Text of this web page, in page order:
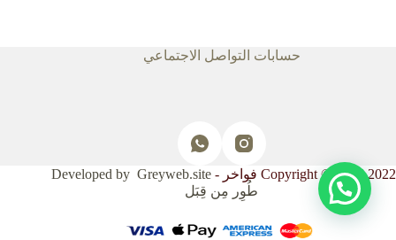
حسابات التواصل الاجتماعي
Copyright © 2017-2022 فواخر -
طُوِر مِن قِبَل